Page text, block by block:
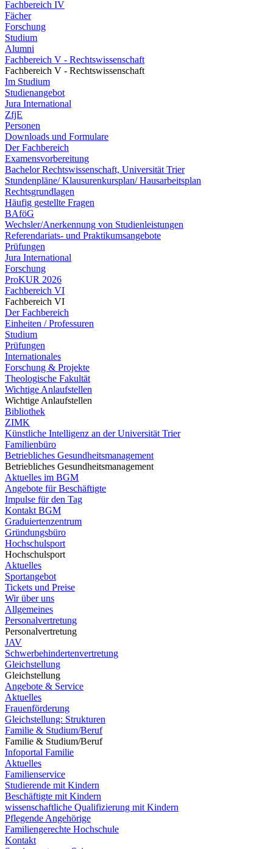
Fachbereich IV
Fächer
Forschung
Studium
Alumni
Fachbereich V - Rechtswissenschaft
Fachbereich V - Rechtswissenschaft
Im Studium
Studienangebot
Jura International
ZfjE
Personen
Downloads und Formulare
Der Fachbereich
Examensvorbereitung
Bachelor Rechtswissenschaft, Universität Trier
Stundenpläne/ Klausurenkursplan/ Hausarbeitsplan
Rechtsgrundlagen
Häufig gestellte Fragen
BAföG
Wechsler/Anerkennung von Studienleistungen
Referendariats- und Praktikumsangebote
Prüfungen
Jura International
Forschung
ProKUR 2026
Fachbereich VI
Fachbereich VI
Der Fachbereich
Einheiten / Professuren
Studium
Prüfungen
Internationales
Forschung & Projekte
Theologische Fakultät
Wichtige Anlaufstellen
Wichtige Anlaufstellen
Bibliothek
ZIMK
Künstliche Intelligenz an der Universität Trier
Familienbüro
Betriebliches Gesundheitsmanagement
Betriebliches Gesundheitsmanagement
Aktuelles im BGM
Angebote für Beschäftigte
Impulse für den Tag
Kontakt BGM
Graduiertenzentrum
Gründungsbüro
Hochschulsport
Hochschulsport
Aktuelles
Sportangebot
Tickets und Preise
Wir über uns
Allgemeines
Personalvertretung
Personalvertretung
JAV
Schwerbehindertenvertretung
Gleichstellung
Gleichstellung
Angebote & Service
Aktuelles
Frauenförderung
Gleichstellung: Strukturen
Familie & Studium/Beruf
Familie & Studium/Beruf
Infoportal Familie
Aktuelles
Familienservice
Studierende mit Kindern
Beschäftigte mit Kindern
wissenschaftliche Qualifizierung mit Kindern
Pflegende Angehörige
Familiengerechte Hochschule
Kontakt